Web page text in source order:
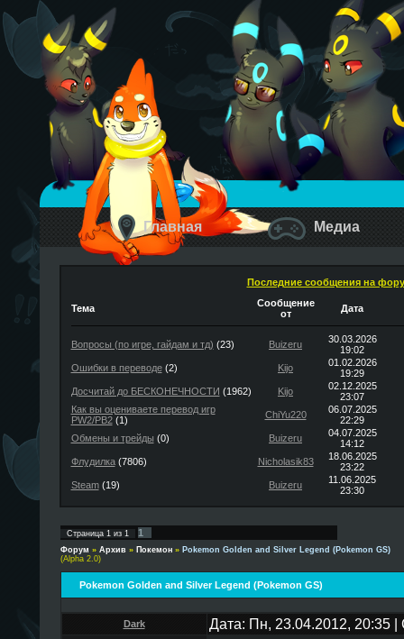
Главная Медиа
Последние сообщения на
Тема
Сообщение
от
Дата
Вопросы (по игре, гайдам и тд) (23) Buizeru
30.03.2026
19:02
Ошибки в переводе(2) Kijo
01.02.2026
19:29
Досчитай до БЕСКОНЕЧНОСТИ (1962) Kijo
02.12.2025
23:07
Как вы оцениваете перевод игр
PW2/PB2(1) ChiYu220
06.07.2025
22:29
Обмены и трейды (0) Buizeru
04.07.2025
14:12
Флудилка(7806) Nicholasik83
18.06.2025
23:22
Steam(19) Buizeru
11.06.2025
23:30
Страница 1из 1 1
Форум » Архив » Покемон » Pokemon Golden and Silver Legend (Pokemon GS)
(Alpha 2.0)
Pokemon Golden and Silver Legend (Pokemon GS)
Dark Дата: Пн, 23.04.2012, 20:35